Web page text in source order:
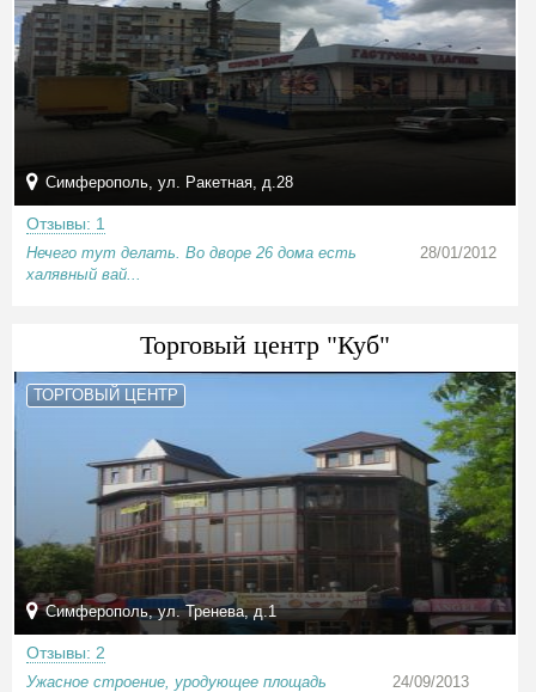
Симферополь, ул. Ракетная, д.28
Отзывы: 1
Нечего тут делать. Во дворе 26 дома есть
халявный вай...
28/01/2012
Торговый центр "Куб"
ТОРГОВЫЙ ЦЕНТР
Симферополь, ул. Тренева, д.1
Отзывы: 2
Ужасное строение, уродующее площадь 24/09/2013